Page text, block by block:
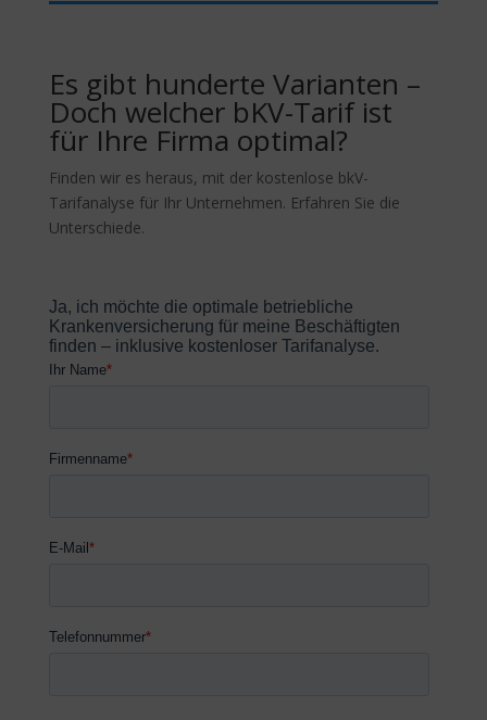
Es gibt hunderte Varianten –
Doch welcher bKV-Tarif ist
für Ihre Firma optimal?
Finden wir es heraus, mit der kostenlose bkV-
Tarifanalyse für Ihr Unternehmen. Erfahren Sie die
Unterschiede.